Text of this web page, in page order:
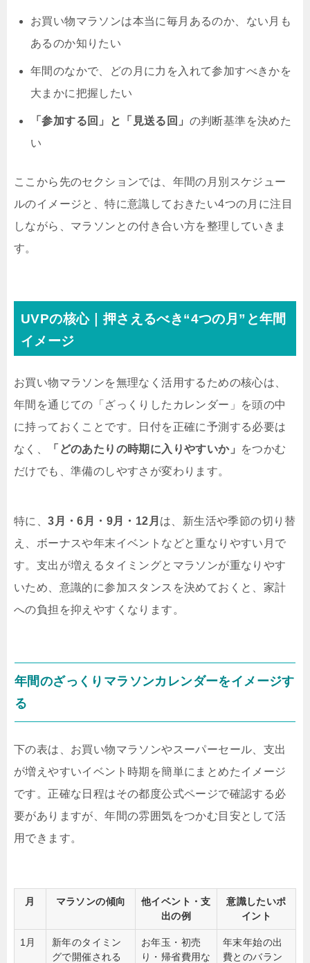
お買い物マラソンは本当に毎月あるのか、ない月も
あるのか知りたい
年間のなかで、どの月に力を入れて参加すべきかを
大まかに把握したい
「参加する回」と「見送る回」 の判断基準を決めた
い
ここから先のセクションでは、年間の月別スケジュー
ルのイメージと、特に意識しておきたい4つの月に注目
しながら、マラソンとの付き合い方を整理していきま
す。
UVPの核心｜押さえるべき“4つの月”と年間
イメージ
お買い物マラソンを無理なく活用するための核心は、
年間を通じての「ざっくりしたカレンダー」を頭の中
に持っておくことです。日付を正確に予測する必要は
なく、
「どのあたりの時期に入りやすいか」
をつかむ
だけでも、準備のしやすさが変わります。
特に、3月・6月・9月・12月 は、新生活や季節の切り替
え、ボーナスや年末イベントなどと重なりやすい月で
す。支出が増えるタイミングとマラソンが重なりやす
いため、意識的に参加スタンスを決めておくと、家計
への負担を抑えやすくなります。
年間のざっくりマラソンカレンダーをイメージす
る
下の表は、お買い物マラソンやスーパーセール、支出
が増えやすいイベント時期を簡単にまとめたイメージ
です。正確な日程はその都度公式ページで確認する必
要がありますが、年間の雰囲気をつかむ目安として活
用できます。
月 マラソンの傾向
他イベント・支
出の例
意識したいポ
イント
1月
新年のタイミン
グで開催される
お年玉・初売
り・帰省費用な
年末年始の出
費とのバラン